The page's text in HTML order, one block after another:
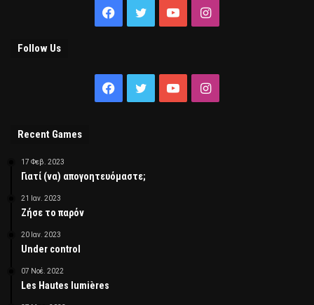
Facebook
TwitterYouTubeInstagram
Follow Us
Facebook
TwitterYouTubeInstagram
Recent Games
17 Φεβ. 2023
Γιατί (να) απογοητευόμαστε;
21 Ιαν. 2023
Ζήσε το παρόν
20 Ιαν. 2023
Under control
07 Νοέ. 2022
Les Hautes lumières